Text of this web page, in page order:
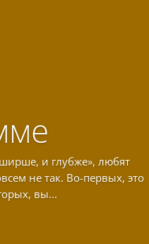
и глубже», любят
не так. Во-первых, это
вы...